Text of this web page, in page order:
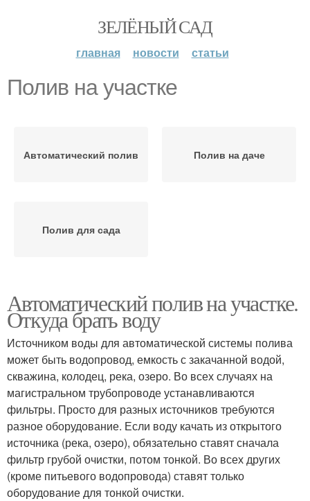
ЗЕЛЁНЫЙ САД
главная новости статьи
Полив на участке
Автоматический полив Полив на даче
Полив для сада
Автоматический полив на участке.
Откуда брать воду
Источником воды для автоматической системы полива
может быть водопровод, емкость с закачанной водой,
скважина, колодец, река, озеро. Во всех случаях на
магистральном трубопроводе устанавливаются
фильтры. Просто для разных источников требуются
разное оборудование. Если воду качать из открытого
источника (река, озеро), обязательно ставят сначала
фильтр грубой очистки, потом тонкой. Во всех других
(кроме питьевого водопровода) ставят только
оборудование для тонкой очистки.